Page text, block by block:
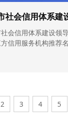
会信用体系建设领
信用服务机构推荐
2 3 4 5